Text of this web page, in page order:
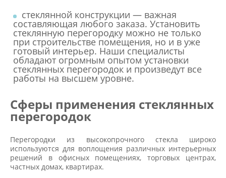
стеклянной конструкции — важная
составляющая любого заказа. Установить
стеклянную перегородку можно не только
при строительстве помещения, но и в уже
готовый интерьер. Наши специалисты
обладают огромным опытом установки
стеклянных перегородок и произведут все
работы на высшем уровне.
Сферы применения стеклянных
перегородок
Перегородки из высокопрочного стекла широко
используются для воплощения различных интерьерных
решений в офисных помещениях, торговых центрах,
частных домах, квартирах.